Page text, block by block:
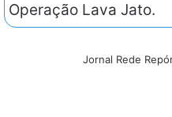
Operação Lava Jato.
Jornal Rede